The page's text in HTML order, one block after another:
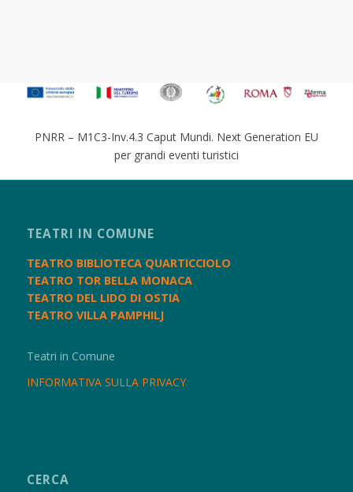
PNRR – M1C3-Inv.4.3 Caput Mundi. Next Generation EU
per grandi eventi turistici
TEATRI IN COMUNE
TEATRO BIBLIOTECA QUARTICCIOLO
TEATRO TOR BELLA MONACA
TEATRO DEL LIDO DI OSTIA
TEATRO VILLA PAMPHILJ
Teatri in Comune
INFORMATIVA SULLA PRIVACY
CERCA